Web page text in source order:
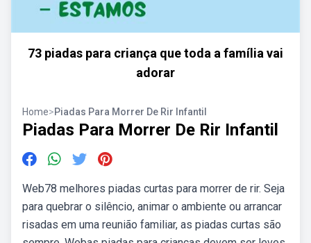
73 piadas para criança que toda a família vai
adorar
Home>Piadas Para Morrer De Rir Infantil
Piadas Para Morrer De Rir Infantil
Web78 melhores piadas curtas para morrer de rir. Seja
para quebrar o silêncio, animar o ambiente ou arrancar
risadas em uma reunião familiar, as piadas curtas são